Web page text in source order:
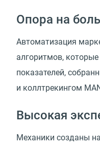
Опора на
Автоматизация
алгоритмов,
показателей,
и коллтрекингом
Высокая
Механики созданы